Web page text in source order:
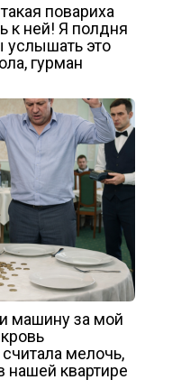
повариха
к ней! Я полдня
услышать это
гурман
машину за мой
мелочь,
нашей квартире